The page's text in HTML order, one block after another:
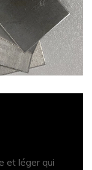
et léger qui